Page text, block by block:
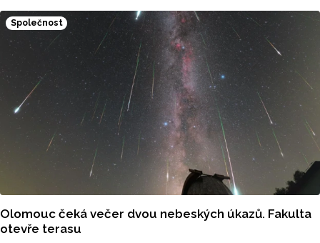
chodníku se podle odborníků příroda jen poškodí, chodník
mezi vrcholy podle nich není nutný.
Společnost
Olomouc čeká večer dvou nebeských úkazů. Fakulta
otevře terasu